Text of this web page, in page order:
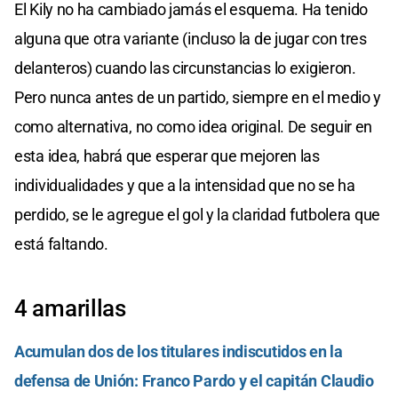
El Kily no ha cambiado jamás el esquema. Ha tenido
alguna que otra variante (incluso la de jugar con tres
delanteros) cuando las circunstancias lo exigieron.
Pero nunca antes de un partido, siempre en el medio y
como alternativa, no como idea original. De seguir en
esta idea, habrá que esperar que mejoren las
individualidades y que a la intensidad que no se ha
perdido, se le agregue el gol y la claridad futbolera que
está faltando.
4 amarillas
Acumulan dos de los titulares indiscutidos en la
defensa de Unión: Franco Pardo y el capitán Claudio